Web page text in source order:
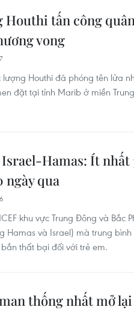
Houthi tấn công
vong
Houthi đã phóng tên lửa
đặt tại tỉnh Marib ở miền
Hamas: Ít
ngày qua
khu vực Trung Đông và Bắc
Hamas và Israel) mà trung
thất bại đối với trẻ em.
thống nhất mở